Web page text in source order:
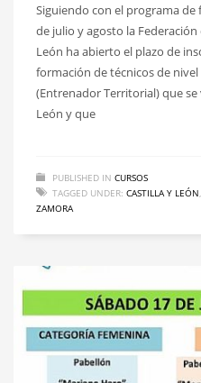
Siguiendo con el programa
de julio y agosto la
León ha abierto el plazo de
formación de técnicos de
(Entrenador Territorial) que se
León y que
PUBLISHED IN CURSOS
TAGGED UNDER: CASTILLA Y LEÓN
ZAMORA